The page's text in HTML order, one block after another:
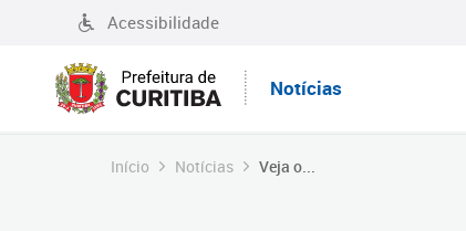
Acessibilidade
Notícias
Início Notícias Veja o...